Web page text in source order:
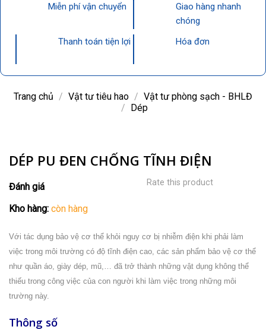
Miễn phí vận chuyển
Giao hàng nhanh
chóng
Thanh toán tiện lợi
Hóa đơn
Trang chủ / Vật tư tiêu hao / Vật tư phòng sạch - BHLĐ
/ Dép
DÉP PU ĐEN CHỐNG TĨNH ĐIỆN
Đánh giá Rate this product
Kho hàng: còn hàng
Với tác dụng bảo vệ cơ thể khỏi nguy cơ bị nhiễm điện khi phải làm
việc trong môi trường có độ tĩnh điện cao, các sản phẩm bảo vệ cơ thể
như quần áo, giày dép, mũ,… đã trở thành những vật dụng không thể
thiếu trong công việc của con người khi làm việc trong những môi
trường này.
Thông số